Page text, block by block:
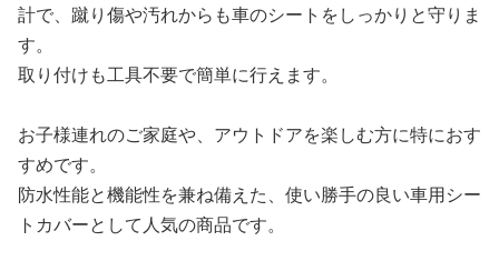
計で、蹴り傷や汚れからも車のシートをしっかりと守りま
す。
取り付けも工具不要で簡単に行えます。
お子様連れのご家庭や、アウトドアを楽しむ方に特におす
すめです。
防水性能と機能性を兼ね備えた、使い勝手の良い車用シー
トカバーとして人気の商品です。